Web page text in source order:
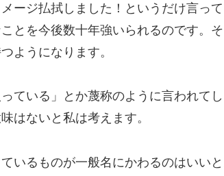
ージ払拭しました！というだけ言っ
とを今後数十年強いられるのです。
ようになります。
ている」とか蔑称のように言われて
はないと私は考えます。
いるものが一般名にかわるのはいい